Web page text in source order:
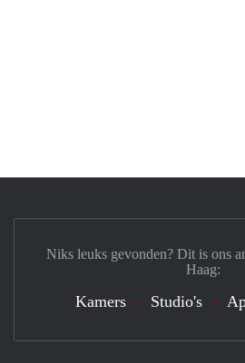
Niks leuks gevonden? Dit is ons
Haag:
Kamers Studio's